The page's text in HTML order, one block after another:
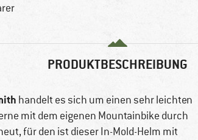
PRODUKTBESCHREIBUNG
handelt es sich um einen sehr leichten
mit dem eigenen Mountainbike durch
für den ist dieser In-Mold-Helm mit